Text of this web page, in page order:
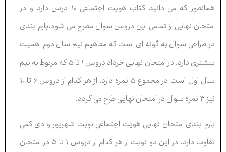
همانطور که می دانید کتاب هویت اجتماعی ۱۰ درس دارد و در
امتحان نهایی از تمامی این دروس سوال مطرح می شود.بارم بندی
در طراحی سوال به گونه ای است که مفاهیم نیم سال دوم اهمیت
بیشتری دارد. در امتحان نهایی خرداد دروس ۱ تا ۵ که مربوط به نیم
سال اول است در مجموع ۵ نمره دارد. از هر کدام از دروس ۶ تا ۱۰
نیز ۳ نمره سوال در امتحان نهایی طرح می گردد.
بارم بندی امتحان نهایی هویت اجتماعی نوبت شهریور و دی کمی
تفاوت دارد. در این دو نوبت از هر کدام از دروس ۱ تا ۵ در امتحان